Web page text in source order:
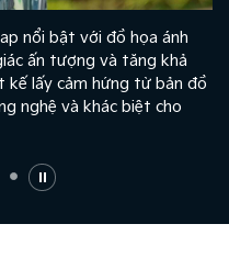
nổi bật với đồ họa ánh
ấn tượng và tăng khả
kế lấy cảm hứng từ bản đồ
nghệ và khác biệt cho